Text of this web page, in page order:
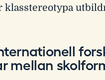
klasstereotypa
mellan